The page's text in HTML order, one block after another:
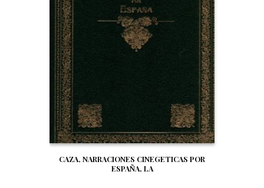
CAZA, NARRACIONES CINEGETICAS POR
ESPAÑA, LA